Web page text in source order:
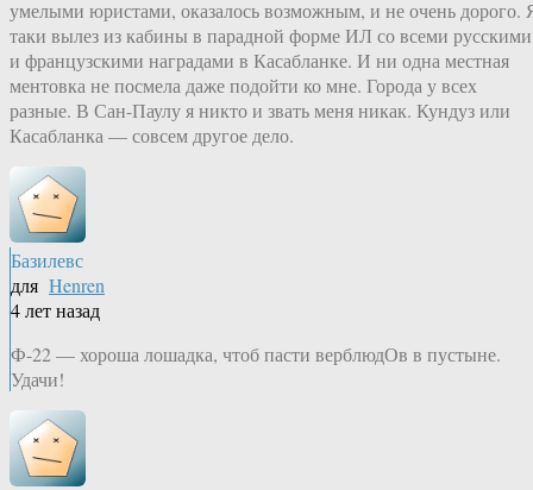
умелыми юристами, оказалось возможным, и не очень дорого.
таки вылез из кабины в парадной форме ИЛ со всеми русскими
и французскими наградами в Касабланке. И ни одна местная
ментовка не посмела даже подойти ко мне. Города у всех
разные. В Сан-Паулу я никто и звать меня никак. Кундуз или
Касабланка — совсем другое дело.
Базилевс
для Henren
4 лет назад
Ф-22 — хороша лошадка, чтоб пасти верблюдОв в пустыне.
Удачи!